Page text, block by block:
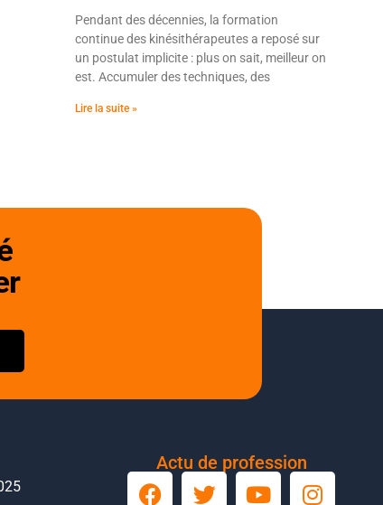
Pendant des décennies, la formation
continue des kinésithérapeutes a reposé sur
un postulat implicite : plus on sait, meilleur on
est. Accumuler des techniques, des
Lire la suite »
Actu de profession